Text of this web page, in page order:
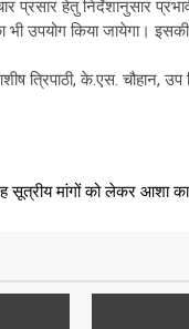
हेतु निर्देशानुसार प्रभावी
उपयोग किया जायेगा। इसकी
के.एस. चौहान, उप
सूत्रीय मांगों को लेकर आशा